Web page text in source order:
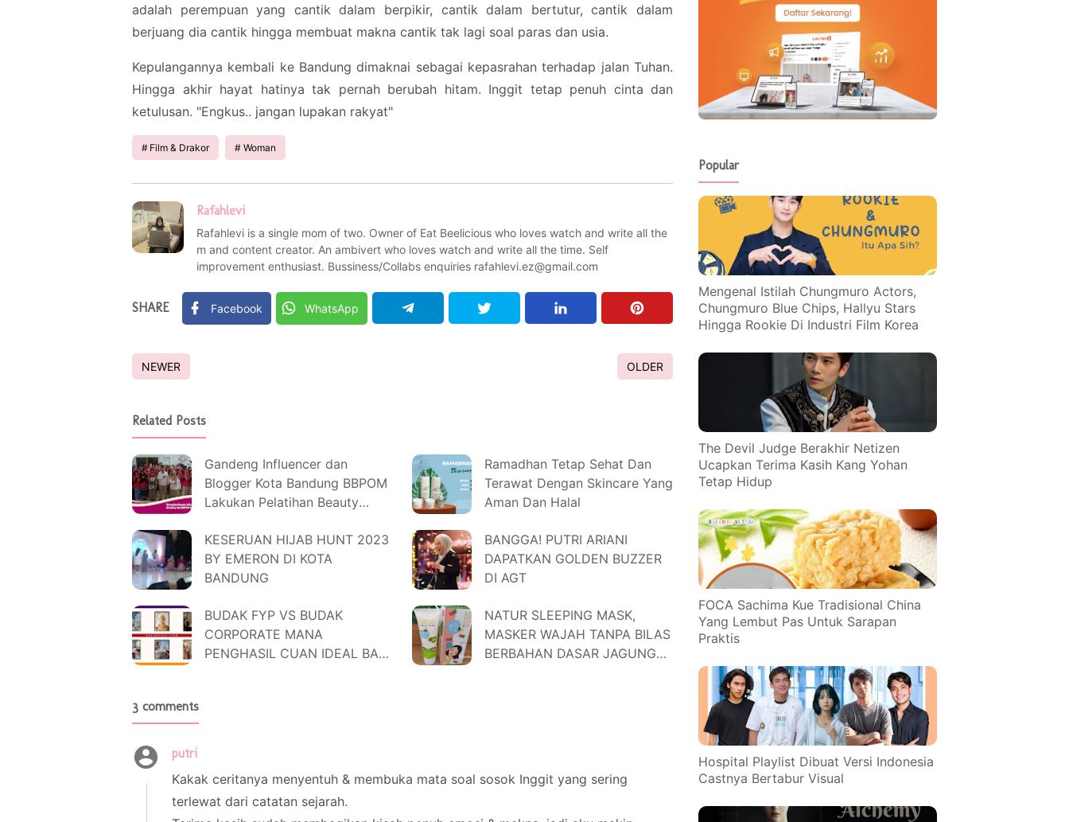
adalah perempuan yang cantik dalam berpikir, cantik dalam bertutur, cantik dalam
berjuang dia cantik hingga membuat makna cantik tak lagi soal paras dan usia.
Kepulangannya kembali ke Bandung dimaknai sebagai kepasrahan terhadap jalan Tuhan.
Hingga akhir hayat hatinya tak pernah berubah hitam. Inggit tetap penuh cinta dan
ketulusan. "Engkus.. jangan lupakan rakyat"
Film & Drakor Woman
Rafahlevi
Rafahlevi is a single mom of two. Owner of Eat Beelicious who loves watch and write all the
m and content creator. An ambivert who loves watch and write all the time. Self
improvement enthusiast. Bussiness/Collabs enquiries rafahlevi.ez@gmail.com
SHARE Facebook WhatsApp
NEWER OLDER
Related Posts
Gandeng Influencer dan
Blogger Kota Bandung BBPOM
Lakukan Pelatihan Beauty
Masyarakat Kosmetik
Berbahaya
Ramadhan Tetap Sehat Dan
Terawat Dengan Skincare Yang
Aman Dan Halal
KESERUAN HIJAB HUNT 2023
BY EMERON DI KOTA
BANDUNG
BANGGA! PUTRI ARIANI
DAPATKAN GOLDEN BUZZER
DI AGT
BUDAK FYP VS BUDAK
CORPORATE MANA
PENGHASIL CUAN IDEAL BAGI
NATUR SLEEPING MASK,
MASKER WAJAH TANPA BILAS
BERBAHAN DASAR JAGUNG
3 comments
putri
Kakak ceritanya menyentuh & membuka mata soal sosok Inggit yang sering
terlewat dari catatan sejarah.
Popular
Mengenal Istilah Chungmuro Actors,
Chungmuro Blue Chips, Hallyu Stars
Hingga Rookie Di Industri Film Korea
The Devil Judge Berakhir Netizen
Ucapkan Terima Kasih Kang Yohan
Tetap Hidup
FOCA Sachima Kue Tradisional China
Yang Lembut Pas Untuk Sarapan
Praktis
Hospital Playlist Dibuat Versi Indonesia
Castnya Bertabur Visual